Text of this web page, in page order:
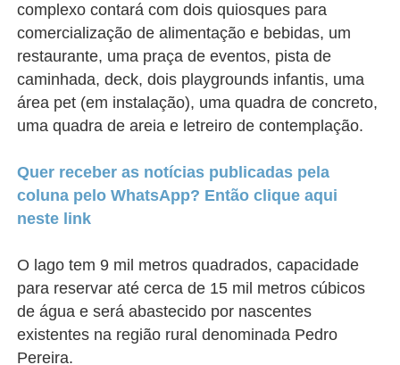
complexo contará comdois quiosques para
comercialização de alimentação e bebidas, um
restaurante, uma praça de eventos, pista de
caminhada, deck, dois playgrounds infantis, uma
área pet (em instalação), uma quadra de concreto,
uma quadra de areia e letreiro de contemplação.
Quer receber as notícias publicadas pela
coluna pelo WhatsApp? Então clique aqui
neste link
O lago tem 9 mil metros quadrados, capacidade
para reservar até cerca de 15 mil metros cúbicos
de água e será abastecido por nascentes
existentes na região rural denominada Pedro
Pereira.